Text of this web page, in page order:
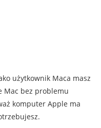
użytkownik Maca masz
Mac bez problemu
komputer Apple ma